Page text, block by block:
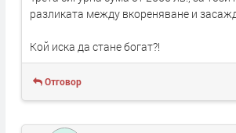
разликата между вкореняване и
Кой иска да стане богат?!
Отговор